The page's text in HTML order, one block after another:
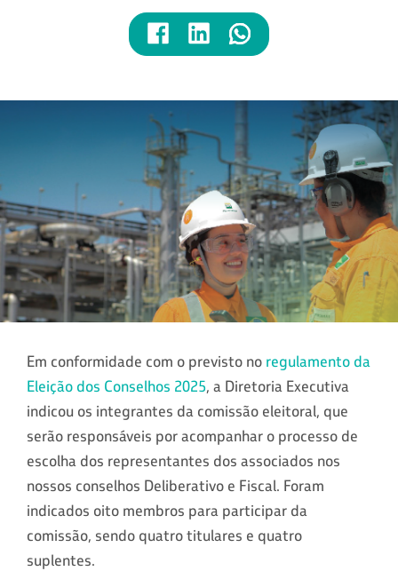
Em conformidade com o previsto no regulamento da
Eleição dos Conselhos 2025, a Diretoria Executiva
indicou os integrantes da comissão eleitoral, que
serão responsáveis por acompanhar o processo de
escolha dos representantes dos associados nos
nossos conselhos Deliberativo e Fiscal. Foram
indicados oito membros para participar da
comissão, sendo quatro titulares e quatro
suplentes.